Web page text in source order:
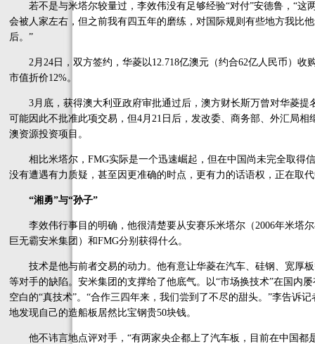
若不是与米塔尔较量过，李效伟没有足够经验“对付”安德鲁，“这
会被人家左右，但之前我有四五年的磨练，对国际规则有些地方我比
后。”
2月24日，双方签约，华菱以12.718亿澳元（约合62亿人民币）收
市值折价12%。
3月底，获得澳大利亚政府审批通过后，澳方财长斯万曾对华菱提
可能因此不批准此项交易，但4月21日后，发改委、商务部、外汇局
澳资源投资项目。
相比米塔尔，FMG实际是一个迅速崛起，但在中国尚未完全取得
没有遭遇有力质疑，甚至因更准确的时点，更有力的话语权，正在取
“湘勇”与“孙子”
李效伟行事目的明确，他很清楚要从安赛乐米塔尔（2006年米塔
巨无霸安米集团）和FMG分别获得什么。
技术是他与前者交易的动力。他有意让华菱在汽车、硅钢、宽厚
等对手的缺陷。安米集团的支撑给了他底气。以“市场换技术”在国内
空白的“真技术”。“合作三四年来，我们尝到了不尽的甜头。”李告诉
地发现自己的造船板居然比宝钢贵50块钱。
他不讳言地点评对手，“有两家央企都上了汽车板，目前在中国都